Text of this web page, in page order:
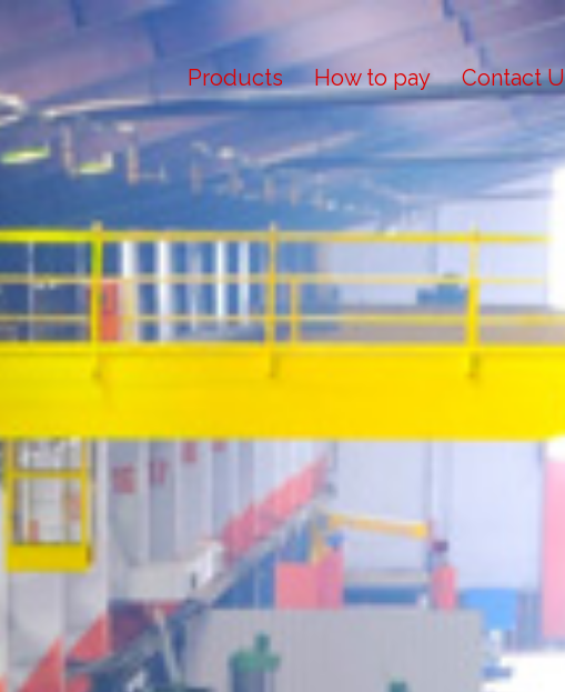
Products How to pay Contact